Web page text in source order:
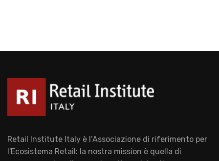
Retail Institute Italy è l’Associazione di riferimento per
l'Ecosistema Retail: la nostra mission è quella di